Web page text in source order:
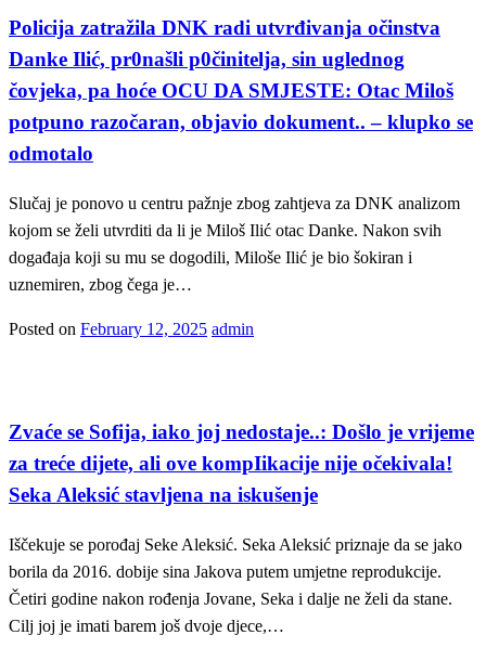
Policija zatražila DNK radi utvrđivanja očinstva
Danke Ilić, pr0našli p0činitelja, sin uglednog
čovjeka, pa hoće OCU DA SMJESTE: Otac Miloš
potpuno razočaran, objavio dokument.. – klupko se
odmotalo
Slučaj je ponovo u centru pažnje zbog zahtjeva za DNK analizom
kojom se želi utvrditi da li je Miloš Ilić otac Danke. Nakon svih
događaja koji su mu se dogodili, Miloše Ilić je bio šokiran i
uznemiren, zbog čega je…
Posted on February 12, 2025 admin
Zvaće se Sofija, iako joj nedostaje..: Došlo je vrijeme
za treće dijete, ali ove kompIikacije nije očekivala!
Seka Aleksić stavljena na iskušenje
Iščekuje se porođaj Seke Aleksić. Seka Aleksić priznaje da se jako
borila da 2016. dobije sina Jakova putem umjetne reprodukcije.
Četiri godine nakon rođenja Jovane, Seka i dalje ne želi da stane.
Cilj joj je imati barem još dvoje djece,…